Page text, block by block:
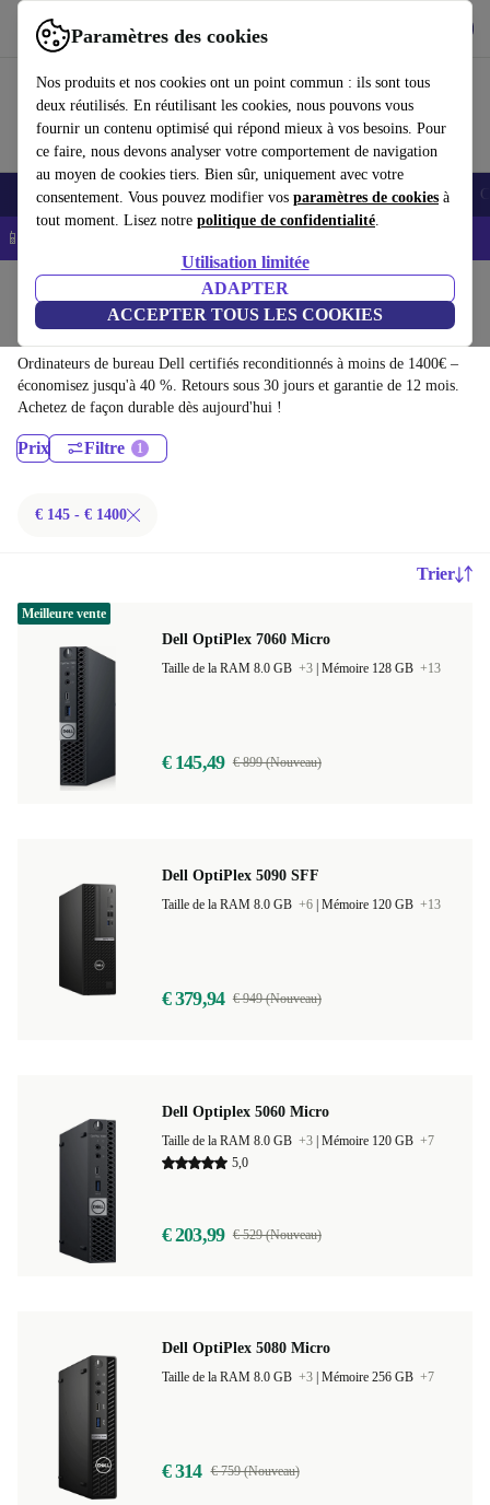
Paramètres des cookies
Nos produits et nos cookies ont un point commun : ils sont tous
deux réutilisés. En réutilisant les cookies, nous pouvons vous
fournir un contenu optimisé qui répond mieux à vos besoins. Pour
ce faire, nous devons analyser votre comportement de navigation
au moyen de cookies tiers. Bien sûr, uniquement avec votre
consentement. Vous pouvez modifier vos paramètres de cookies à
tout moment. Lisez notre politique de confidentialité.
Utilisation limitée
ADAPTER
ACCEPTER TOUS LES COOKIES
Utilisez refurbed rapidement et facilement
Smartphones Laptops Tablettes Montres connectées Accessoires
📱 -5% EXTRA sur les iPhones – Code : IPHONEDEAL -
Ordinateurs de bureau
Ordinateurs de bureau Dell:
Ordinateurs de bureau Dell certifiés reconditionnés à moins de 1400€ –
économisez jusqu'à 40 %. Retours sous 30 jours et garantie de 12 mois.
Achetez de façon durable dès aujourd'hui !
Prix Filtre
€ 145 - € 1400
Trier
Dell OptiPlex 7060 Micro
Taille de la RAM 8.0 GB +3 Mémoire 128 GB +13
€ 145,49 € 899 (Nouveau)
Meilleure vente
Dell OptiPlex 5090 SFF
Taille de la RAM 8.0 GB +6 Mémoire 120 GB +13
€ 379,94 € 949 (Nouveau)
Dell Optiplex 5060 Micro
Taille de la RAM 8.0 GB +3 Mémoire 120 GB +7
5,0
€ 203,99 € 529 (Nouveau)
Dell OptiPlex 5080 Micro
Taille de la RAM 8.0 GB +3 Mémoire 256 GB +7
€ 314 € 759 (Nouveau)